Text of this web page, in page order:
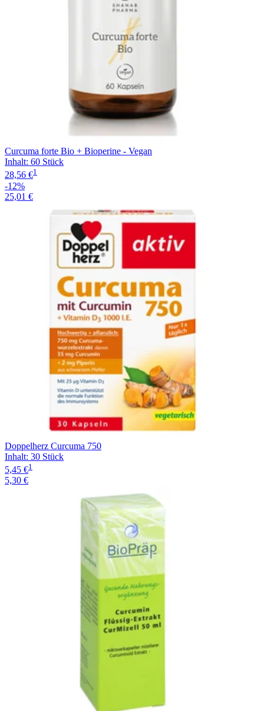
Curcuma forte Bio + Bioperine - Vegan
Inhalt: 60 Stück
28,56 €1
-12%
25,01 €
Doppelherz Curcuma 750
Inhalt: 30 Stück
5,45 €1
5,30 €